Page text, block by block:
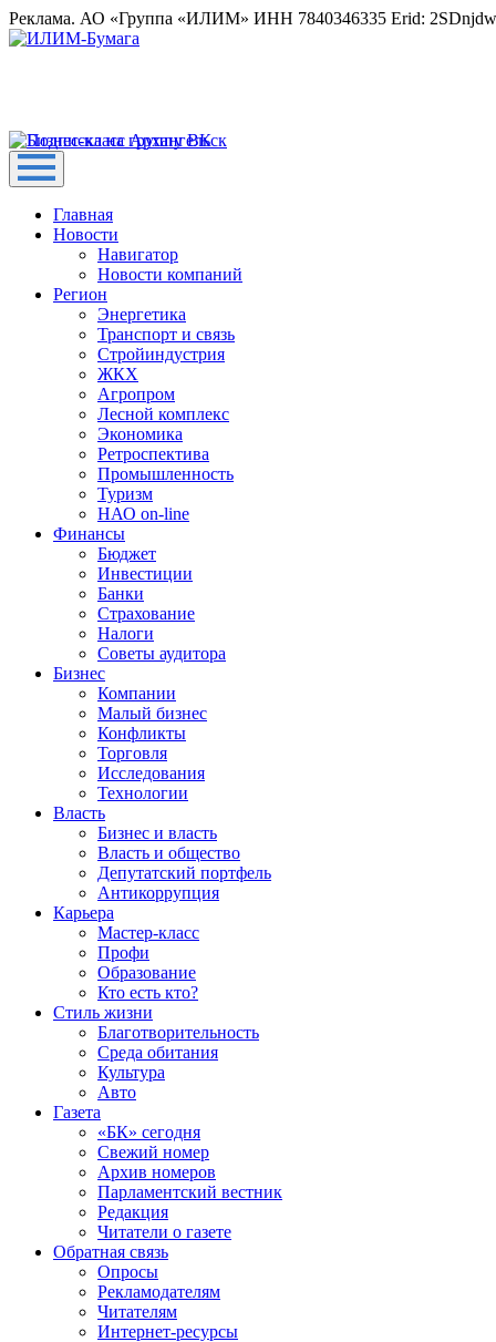
Реклама. АО «Группа «ИЛИМ» ИНН 7840346335 Erid:
Главная
Новости
Навигатор
Новости компаний
Регион
Энергетика
Транспорт и связь
Стройиндустрия
ЖКХ
Агропром
Лесной комплекс
Экономика
Ретроспектива
Промышленность
Туризм
НАО on-line
Финансы
Бюджет
Инвестиции
Банки
Страхование
Налоги
Советы аудитора
Бизнес
Компании
Малый бизнес
Конфликты
Торговля
Исследования
Технологии
Власть
Бизнес и власть
Власть и общество
Депутатский портфель
Антикоррупция
Карьера
Мастер-класс
Профи
Образование
Кто есть кто?
Стиль жизни
Благотворительность
Среда обитания
Культура
Авто
Газета
«БК» сегодня
Свежий номер
Архив номеров
Парламентский вестник
Редакция
Читатели о газете
Обратная связь
Опросы
Рекламодателям
Читателям
Интернет-ресурсы